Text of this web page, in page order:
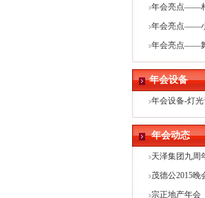
年会亮点——
年会亮点——
年会亮点——
年会设备
年会设备-灯
年会动态
天泽集团九周
茂德公2015晚
宗正地产年会